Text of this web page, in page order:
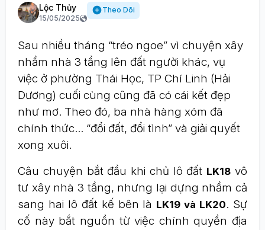
Lộc Thủy
15/05/2025
Theo Dõi
Sau nhiều tháng “tréo ngoe” vì chuyện xây
nhầm nhà 3 tầng lên đất người khác, vụ
việc ở phường Thái Học, TP Chí Linh (Hải
Dương) cuối cùng cũng đã có cái kết đẹp
như mơ. Theo đó, ba nhà hàng xóm đã
chính thức… “đổi đất, đổi tình” và giải quyết
xong xuôi.
Câu chuyện bắt đầu khi chủ lô đất LK18 vô
tư xây nhà 3 tầng, nhưng lại dựng nhầm cả
sang hai lô đất kế bên là LK19 và LK20. Sự
cố này bắt nguồn từ việc chính quyền địa